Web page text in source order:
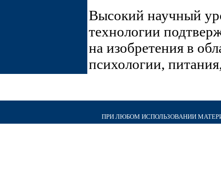
Высокий научный
технологии
на изобретения в
психологии,
ПРИ ЛЮБОМ ИСПОЛЬЗОВАНИИ